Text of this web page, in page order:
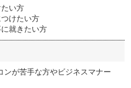
い方
けたい方
就きたい方
が苦手な方やビジネスマナー